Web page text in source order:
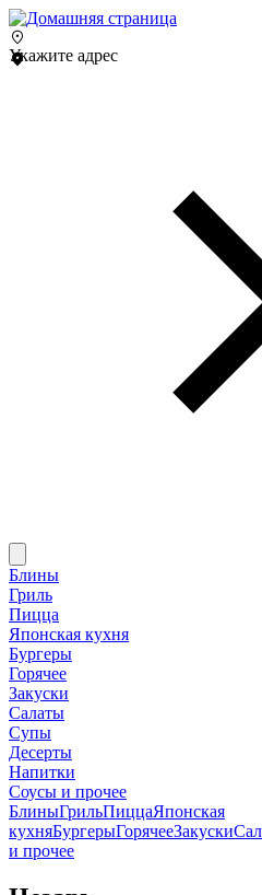
Укажите адрес
Блины
Гриль
Пицца
Японская кухня
Бургеры
Горячее
Закуски
Салаты
Супы
Десерты
Напитки
Соусы и прочее
БлиныГрильПиццаЯпонская
кухняБургерыГорячееЗакуски
и прочее